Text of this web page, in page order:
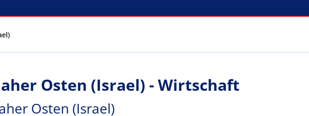
Osten (Israel) - Wirtschaft
Osten (Israel)